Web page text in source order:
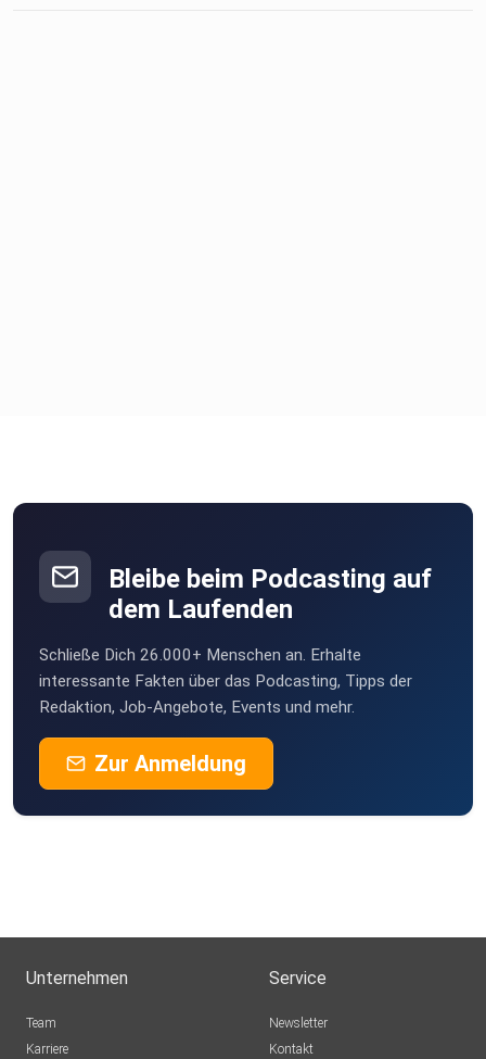
Bleibe beim Podcasting auf
dem Laufenden
Schließe Dich 26.000+ Menschen an. Erhalte
interessante Fakten über das Podcasting, Tipps der
Redaktion, Job-Angebote, Events und mehr.
Zur Anmeldung
Unternehmen
Team
Karriere
Service
Newsletter
Kontakt